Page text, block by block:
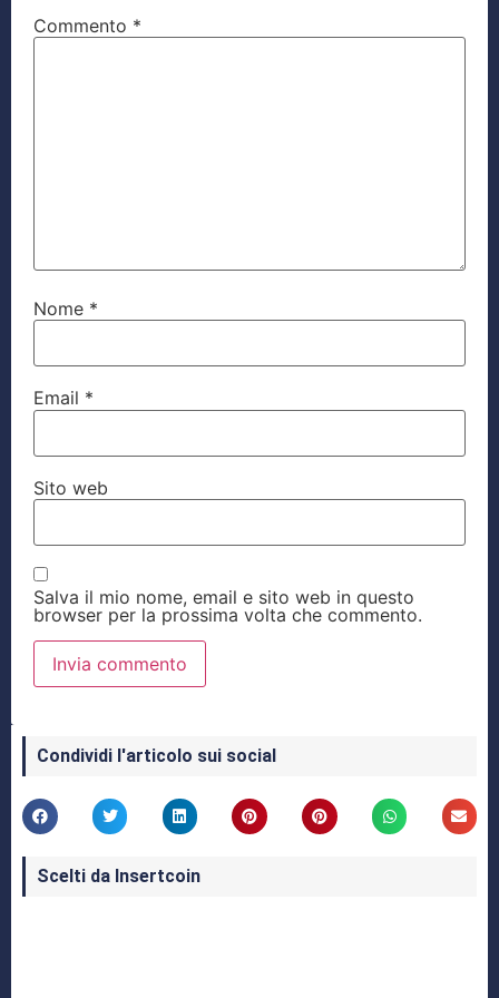
Commento *
Nome *
Email *
Sito web
Salva il mio nome, email e sito web in questo
browser per la prossima volta che commento.
Condividi l'articolo sui social
Scelti da Insertcoin